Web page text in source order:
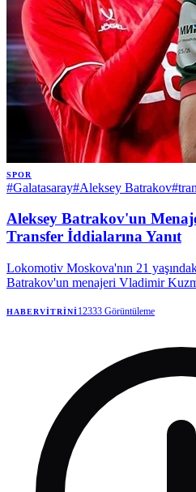
SPOR
#Galatasaray#Aleksey Batrakov#
Aleksey Batrakov'un
Transfer İddialarına Yanıt
Lokomotiv Moskova'nın 21
Batrakov'un menajeri Vladimir
teklif olmadığını, sadece bir niyet
HABERVITRINI12333 Görüntüleme